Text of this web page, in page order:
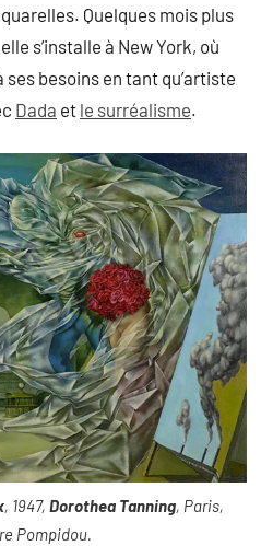
Quelques mois plus
s’installe à New York, où
besoins en tant qu’artiste
Dada et le surréalisme.
, 1947, Dorothea Tanning, Paris,
Pompidou.